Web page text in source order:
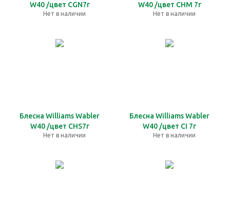
W40 /цвет CGN7г
Нет в наличии
W40 /цвет CHM 7г
Нет в наличии
Блесна Williams Wabler
W40 /цвет CHS7г
Нет в наличии
Блесна Williams Wabler
W40 /цвет CI 7г
Нет в наличии